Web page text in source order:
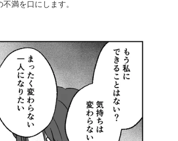
満を口にします。